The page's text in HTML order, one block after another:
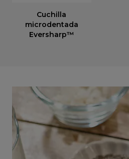
Cuchilla
microdentada
Eversharp™